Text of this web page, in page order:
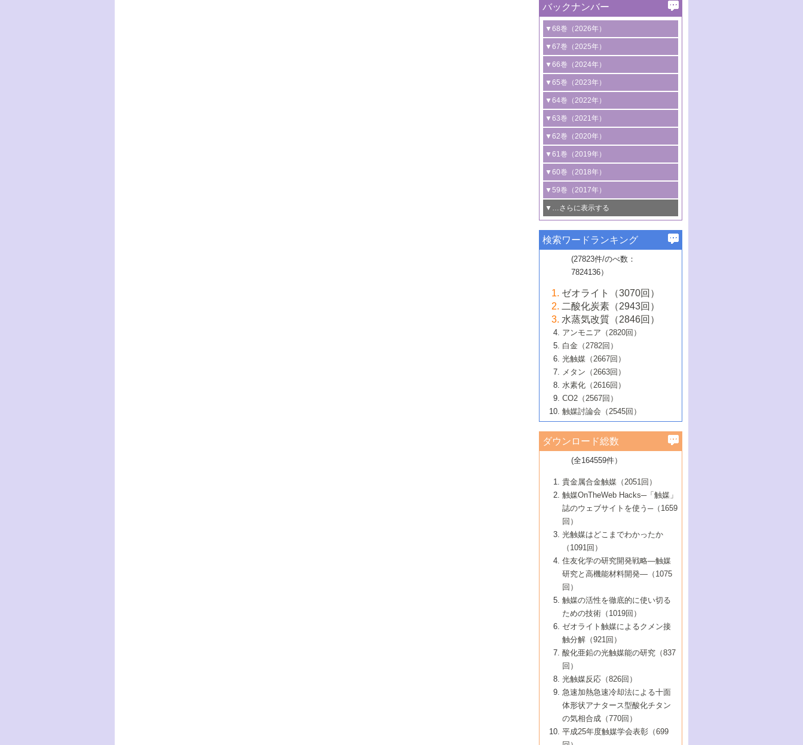
バックナンバー
▼68巻（2026年）
1号 過酸化水素合成に関する研究動向
2号 コンピューター技術により加速する
触媒開発
3号 有機分子変換やCO 資源化のための
光触媒に関する最近の研究
B号 第137回触媒討論会（2026年）
▼67巻（2025年）
1号 CO
水素化によるグリーン燃料/グリ
ーンケミカル製造
2号 水素製造のための水分解技術に関す
る最近の研究
3号 オレフィン系樹脂の精密合成に関す
る最新技術
4号 アルコール類の効率的変換を実現す
る非貴金属触媒の研究動向
5号 ゼオライトの合成と応用における研
究動向
6号 ヘテロ接合界面
B号 第135回触媒討論会（2025年）
▼66巻（2024年）
1号 低次元ナノ構造を有する触媒材料
2号 規制反応場を活用した固体触媒研究
の新展開
3号 未踏分子変換を目指した酸化触媒プ
ロセスの最前線
4号 シンクロトロン放射光および中性子
線を利用した触媒解析技術の最先端
5号 単原子触媒
6号 参照触媒委員会からのお知らせ
B号 第133回触媒討論会（2023年）
▼65巻（2023年）
1号 炭素が関わる触媒機能
2号 プラスチックケミカルリサイクルの
ための触媒技術
3号 非酸化物系金属化合物を基盤とした
触媒材料の開発
4号 格子酸素・格子酸素欠陥を利用した
触媒反応
5号 生体触媒によるエネルギー変換反応
6号 窒素とリンの循環のための触媒・機
能性材料
▼64巻（2022年）
1号 合成ガス製造とCOを用いるケミカル
ズ合成の最新動向
2号 化学品合成のための合金触媒開発
3号 CO の排出削減および有効活用のた
めの触媒技術
4号 若手による情報発信企画～とびたて
若き触媒の研究者たち～（1）
若き触媒の研究者たち～（2）
6号 石油のノーブル・ユースを志向した
触媒技術
大学：オンライン・対面開催）
▼63巻（2021年）
1号 金触媒の新展開
2号 ペロブスカイト
3号 特殊反応場を利用した触媒的分子変
換反応
4号 多孔質材料を用いた触媒の新展開
5号 情報学的手法を用いた触媒開発
6号 カーボンニュートラルに向けた電解
技術
B号 第127回触媒討論会（2021年・オン
ライン開催(Zoom)のみ）
▼62巻（2020年）
1号 触媒設計を拓く欠陥構造のキャラク
タリゼーション
2号 機能化学品製造に資するクリーンな
触媒的酸化反応
3号 水処理のための触媒化学
4号 光触媒を用いた水分解の最新の研究
動向
5号 次世代の触媒プロセスを支えるマイ
6号 メタン転換技術の最新動向
B号 第125回触媒討論会（2020年・工学
院大学）
▼61巻（2019年）
1号 物質移動制御に着目した触媒プロセ
ス開発
2号 CO2 フリー水素サプライチェーンに
関わる触媒開発動向
3号 精密高分子合成に関する最近の研究
動向
4号 バイオマス化成品製造のための触媒
5号 固体触媒による含窒素有機化合物変
換の最前線
6号 貴金属使用量低減に向けた自動車排
ガス浄化触媒の開発
B号 第123回触媒討論会（2019年・大阪
▼60巻（2018年）
1号 固体酸触媒の最新の研究動向
2号 二酸化炭素からの有用化学品合成
3号 ナノ粒子・クラスター触媒の最前線
4号 60周年記念企画
5号 進化するゼオライト合成技術
6号 非貴金属系触媒における電気化学的
B号 第121回触媒討論会（2018年・東京
大学）
▼59巻（2017年）
1号 いたるところに，触媒
最先端技術
3号 無機分離膜材料の開発と触媒反応プ
ロセスへの適用
5号 水素のふるまいを解き明かす最先端
研究
6号 低級アルカンの有効利用のための触
媒技術
B号 第119回触媒討論会（2017年・首都
大学東京）
▼…さらに表示する
1号 ユニークな構造の高分子を生み出す触
2号 リグニンからの化成品製造に向けた触
媒技術
3号 触媒研究の最先端～とびたて若き研究
者たち～（1）
4号 触媒研究の最先端～とびたて若き研究
者たち～（2）
5号 触媒研究の最先端～とびたて若き研究
者たち～（3）
6号 イオニクス材料と燃料電池・電解合成
の最新の研究動向
B号 第117回触媒討論会（2016年・大阪府
立大学）
▼57巻（2015年）
1号 水素キャリアにかかわる触媒技術の新
2号 石油精製用触媒の最近の進展
3号 固体酸化物形燃料電池（SOFC）におけ
るアノード触媒上での燃料直接改質技術
4号 コアシェル構造の制御による触媒機能
5号 工業触媒およびその周辺技術の最近の
進歩
6号 ナノシート
B号 第115回触媒討論会（2015年・成蹊大
▼56巻（2014年）
2号 光触媒反応機構に関する最新の研究動
向
開発動向
4号 人工光合成に向けた近年のアプローチ
5号 未利用熱エネルギーの有効活用に貢献
する触媒技術
6号 ポリオキソメタレート
B号 第113回触媒討論会（2014年・ロワジ
ールホテル豊橋）
1号 高耐久性燃料電池システム用触媒にお
ける新展開
2号 リビングラジカル重合の最近の動向
3号 天然ガスの化学工業的展開に関する触
媒技術
4号 貴金属触媒の精密構造制御とその活用
5号 バイオマス化成品製造のための固体触
6号 ナノ空間─吸着状態解析から新機能開拓
B号 第111回触媒討論会（2013年・関西大
▼54巻（2012年）
1号 規則性多孔体の利用技術における最近
の進歩
2号 第109回触媒討論会
3号 貴金属低減技術の最新動向
4号 貴金属代替技術の最新動向
5号 光触媒による物質変換反応の新展開
6号 グラフェン
7号 水素を利用する化成品合成の新潮流
▼53巻（2011年）
1号 金属学から見る合金触媒の新展開
2号 第107回触媒討論会
3号 触媒のその場観察法の進歩（１）
4号 触媒のその場観察法の進歩（２）
5号 不活性結合の触媒的活性化による有機
合成
6号 新しい固体酸触媒技術
7号 ゼオライト合成における最近の進歩
▼52巻（2010年）
1号 触媒の劣化対策と長寿命触媒開発
2号 第105回触媒討論会
3号 ナノ構造が拓く新機能
4号 活性サイトおよびその環境の精密な設
計による触媒の高機能化
5号 触媒を有効に使うための技術
7号 有機分子触媒による精密有機合成
8号 高機能化ポリオレフィンに向けた重合
触媒の最近の進展
1号 炭素材料－熱い注目を集める材料－
2号 第103回触媒討論会
3号 環境浄化用光触媒の現状と課題
4号 水素社会の実現に向けた水素製造・貯
蔵技術の進歩
5号 CO2が関わる触媒・材料
7号 持続可能社会実現のための触媒および
触媒関連技術
▼50巻（2008年）
1号 触媒化学と学会のこの10年，半世紀，
そして未来
2号 第101回触媒討論会
4号 錯体を利用したユニークな表面構造の
構築と機能
5号 若手会員による触媒研究の未来展望1：
企業編
6号 第102回触媒討論会
7号 触媒・化学反応における計算化学の進
8号 若手研究者による触媒研究の未来展望
2：大学・研究所編
▼49巻（2007年）
1号 含フッ素化合物の合成と触媒
2号 第99回触媒討論会
3号 実用的ファインケミカル合成プロセス
を実現する触媒
5号 こんな物質，あんな物質―新たな触媒
の可能性―
7号 『結晶の化学』を活かした触媒研究
8号 イオン液体の応用
▼48巻（2006年）
1号 固体酸触媒の最近の進歩
2号 第97回触媒討論会
3号 リビング重合触媒の最近の展開
5号 水素製造・貯蔵のための触媒技術の新
しい展開
6号 第98回触媒討論会
7号 基礎化学品製造の触媒技術
8号 多機能型リアクター
1号 最近の触媒担体とその効果
2号 第95回触媒討論会
4号 水分解用光触媒材料
5号 時間分解分光の進歩と応用
6号 第96回触媒討論会
8号 超臨界流体を用いた化学プロセスの新
▼46巻（2004年）
1号 部分酸化反応触媒の最前線
2号 第93回触媒討論会
3号 特殊エネルギー場の触媒反応
4号 生体内における金属の触媒作用
5号 ファインケミカルズの展開に寄与する
6号 第94回触媒討論会
7号 サブナノレベルでみた新しい表面現象
8号 オレフィン重合触媒の新たな展
▼45巻（2003年）
1号 なぜこの触媒が良いのか？
2号 第91回触媒討論会
3号 最近の自動車排ガス処理技術
4号 触媒研究の現状と将来─第90回触媒討論
5号 基礎化学品製造の触媒技術
6号 第92回触媒討論会
7号 基礎化学品製造の触媒技術
8号 資源の循環と触媒技術
▼44巻（2002年）
1号 高次制御された触媒の化学
2号 第89回触媒討論会
3号 触媒を利用した電気化学の新展開
4号 ナノ材料の調製と機能化
5号 こんな触媒が欲しい
6号 第90回触媒討論会
7号 触媒研究と学術雑誌/情報
8号 若い世代からみた触媒化学の現状と未
▼43巻（2001年）
1号 グリーンケミストリーと触媒
2号 第87回触媒討論会特集号
3号 生体触媒とバイオプロセス
4号 水素製造・利用の触媒化学
5号 触媒研究における新しい切り口：コン
ビナトリアルケミストリー
6号 第88回触媒討論会特集号
7号 企業における触媒研究のブレークスル
8号 この材料を触媒として使ってみません
▼42巻（2000年）
1号 触媒反応工学の明日を拓く
2号 第85回触媒討論会
3号 反応ダイナミクス
5号 触媒のおもしろさをどのように伝える
6号 第86回触媒討論会
7号 水素化精製触媒の新しい展開
8号 新しい反応性と機能性を目指した金属
クラスタ-化学
▼41巻（1999年）
1号 孔、穴、あな?-特異な空間とその利用-
2号 第83回触媒討論会
3号 均一系触媒反応最前線
4号 実用炭素材料の新展開
5号 研究の方法論を考える
7号 機能性金属材料と触媒
8号 触媒研究へのNMRの応用と展望
▼40巻（1998年）
進展と21世紀への提言/創立40周年記念・触
媒学会この10年の歩みとこれから/創立40周
2号 第81回触媒討論会
3号 計算機触媒化学へのさそい
4号 触媒劣化の制御と予測
5号 最新の実用プロセスと触媒
6号 第82回触媒討論会
7号 ナノ構造体の化学
8号 あの反応は今
1号 均一系と不均一系触媒反応-その特徴と
接点
2号 第79回触媒討論会
3号 最新NO除去触媒の実用化研究
4号 新しい反応場を目指した触媒調製
5号 反応・分離技術の新しい展開
6号 第80回触媒討論会
8号 AFMでみる世界
▼38巻（1996年）
1号 触媒の構造と触媒作用/C1化学を中心と
する21世紀への触媒
3号 オリンピックメダル:金・銀・銅はどん
な触媒作用を示すか
4号 触媒作用における機能の複合化
5号 未来を拓け！若手研究者
6号 第78回触媒討論会
7号 ダイナミックな領域への触媒研究の展
開/C1化学を中心とする21世紀への触媒
▼37巻（1995年）
1号 ファインケミカルズと固体触媒
2号 第75回触媒討論会
3号 希土類を利用した触媒
4号 触媒とリサイクル
5号 エネルギー変換触媒
6号 第76回触媒討論会
7号 表面吸着相の新しい展開
8号 マイクロポーラス・クリスタル触媒の
▼36巻（1994年）
1号 電気化学と触媒
2号 第73回触媒討論会
3号 C4化学の展開
4号 《通常号》
5号 《通常号》
6号 第74回触媒討論会
▼35巻（1993年）
1号 工業触媒開発マニュアル―探索から工
業化まで
2号 第71回触媒討論会
3号 研究開発のうらおもて―着想と展開
4号 触媒劣化と寿命の予測
5号 環境に優しい触媒
▼34巻（1992年）
1号 インパクトを与えたこの研究
2号 第69回触媒討論会
3号 ケミカルズ合成触媒―新しい展開と応
▼33巻（1991年）
1号 触媒プロセス開発マニュアル―探索か
ら工業化まで，知っておきたいこと PartII
2号 第67回触媒討論会
▼32巻（1990年）
1号 21世紀に向けて触媒研究の飛躍をめざ
す―触媒化学の裾野を広げよう
2号 第65回触媒討論会
▼31巻（1989年）
1号 情報科学と反応設計・材料設計
▼30巻（1988年）
検索ワードランキング
(27823件/のべ数：
7824136）
ゼオライト（3070回）
二酸化炭素（2943回）
水蒸気改質（2846回）
アンモニア（2820回）
白金（2782回）
光触媒（2667回）
メタン（2663回）
水素化（2616回）
CO2（2567回）
触媒討論会（2545回）
ダウンロード総数
(全164559件）
貴金属合金触媒（2051回）
触媒OnTheWeb Hacks─「触媒」
誌のウェブサイトを使う─（1659
回）
光触媒はどこまでわかったか
（1091回）
住友化学の研究開発戦略―触媒
研究と高機能材料開発―（1075
回）
触媒の活性を徹底的に使い切る
ための技術（1019回）
ゼオライト触媒によるクメン接
触分解（921回）
酸化亜鉛の光触媒能の研究（837
回）
光触媒反応（826回）
急速加熱急速冷却法による十面
体形状アナタース型酸化チタン
の気相合成（770回）
平成25年度触媒学会表彰（699